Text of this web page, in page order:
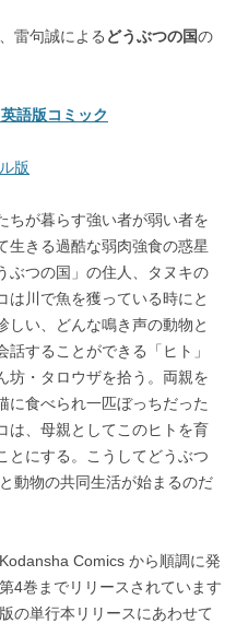
雷句誠による どうぶつの国の
語版コミック
版
ちが暮らす強い者が弱い者を
生きる過酷な弱肉強食の惑星
ぶつの国」の住人、タヌキの
は川で魚を獲っている時にと
しい、どんな鳴き声の動物と
話することができる「ヒト」
坊・タロウザを拾う。両親を
に食べられ一匹ぼっちだった
は、母親としてこのヒトを育
とにする。こうしてどうぶつ
動物の共同生活が始まるのだ
Comics から順調に発
4巻までリリースされています
の単行本リリースにあわせて